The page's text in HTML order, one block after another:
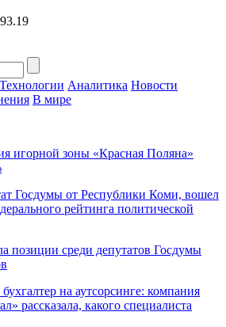
Технологии Аналитика Новости
В мире
игорной зоны «Красная Поляна»
Госдумы от Республики Коми, вошел
рейтинга политической
позиции среди депутатов Госдумы
на аутсорсинге: компания
рассказала, какого специалиста